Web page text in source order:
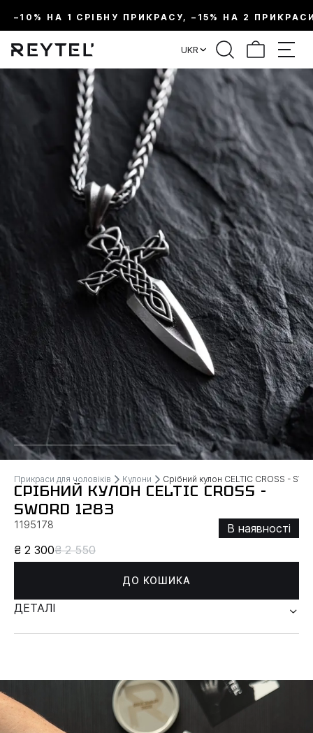
–10% НА 1 СРІБНУ ПРИКРАСУ, –15% НА 2
UKR
Прикраси для чоловіків Кулони Срібний кулон CELTIC CROSS -
СРІБНИЙ КУЛОН CELTIC CROSS -
SWORD 1283
1195178
В наявності
₴ 2 300₴ 2 550
ДО КОШИКА
ДЕТАЛІ